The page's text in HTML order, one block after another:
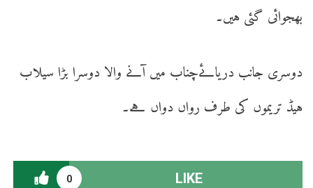
بھجوائی گئی ہیں۔
دوسری جانب دریائےچناب میں آنے والا دوسرا بڑا سیلاب
ہیڈ تریموں کی طرف رواں دواں ہے۔
0 LIKE